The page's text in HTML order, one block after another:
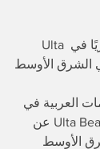
نادين نجيم بيوتي تُطلق حصريًا في Ulta
العربية في
الساحة العالمية، أعلنت Ulta Beauty عن
الأوسط